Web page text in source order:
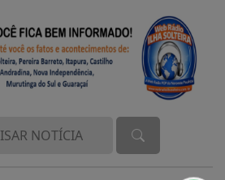
Privacidade
Ao continuar o acesso,
concorda com nossos Termos